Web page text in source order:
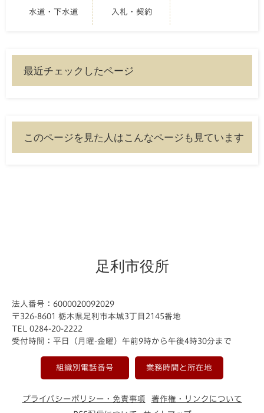
水道・下水道 入札・契約
最近チェックしたページ
このページを見た人はこんなページも見ています
足利市役所
法人番号：6000020092029
〒326-8601 栃木県足利市本城3丁目2145番地
TEL 0284-20-2222
受付時間：平日（月曜-金曜）午前9時から午後4時30分まで
組織別電話番号 業務時間と所在地
プライバシーポリシー・免責事項
著作権・リンクについて